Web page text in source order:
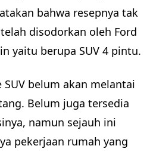
bahwa resepnya tak
disodorkan oleh Ford
yaitu berupa SUV 4 pintu.
SUV belum akan melantai
Belum juga tersedia
namun sejauh ini
pekerjaan rumah yang